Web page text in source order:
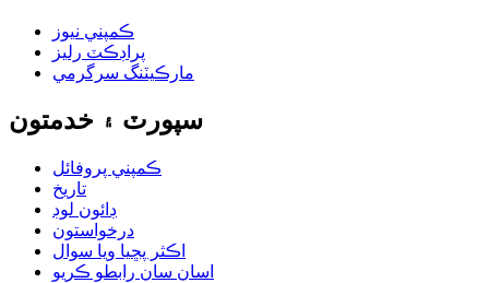
ڪمپني نيوز
پراڊڪٽ رليز
مارڪيٽنگ سرگرمي
سپورٽ ۽ خدمتون
ڪمپني پروفائل
تاريخ
ڊائون لوڊ
درخواستون
اڪثر پڇيا ويا سوال
اسان سان رابطو ڪريو